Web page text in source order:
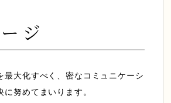
ジ
最大化すべく、密なコミュニケーシ
に努めてまいります。